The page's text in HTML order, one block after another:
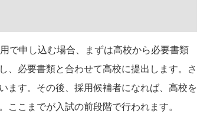
で申し込む場合、まずは高校から必要書類
、必要書類と合わせて高校に提出します。さ
ます。その後、採用候補者になれば、高校を
ここまでが入試の前段階で行われます。